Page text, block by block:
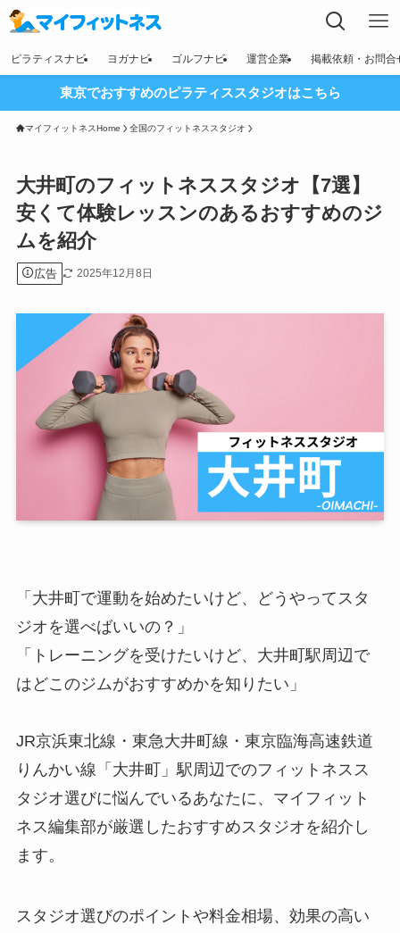
ピラティスナビ ヨガナビ ゴルフナビ 運営企業 掲載依頼・お問合
東京でおすすめのピラティススタジオはこちら
マイフィットネスHome 全国のフィットネススタジオ
大井町のフィットネススタジオ【7選】
安くて体験レッスンのあるおすすめのジ
ムを紹介
広告 2025年12月8日
「大井町で運動を始めたいけど、どうやってスタ
ジオを選べばいいの？」
「トレーニングを受けたいけど、大井町駅周辺で
はどこのジムがおすすめかを知りたい」
JR京浜東北線・東急大井町線・東京臨海高速鉄道
りんかい線「大井町」駅周辺でのフィットネスス
タジオ選びに悩んでいるあなたに、マイフィット
ネス編集部が厳選したおすすめスタジオを紹介し
ます。
スタジオ選びのポイントや料金相場、効果の高い